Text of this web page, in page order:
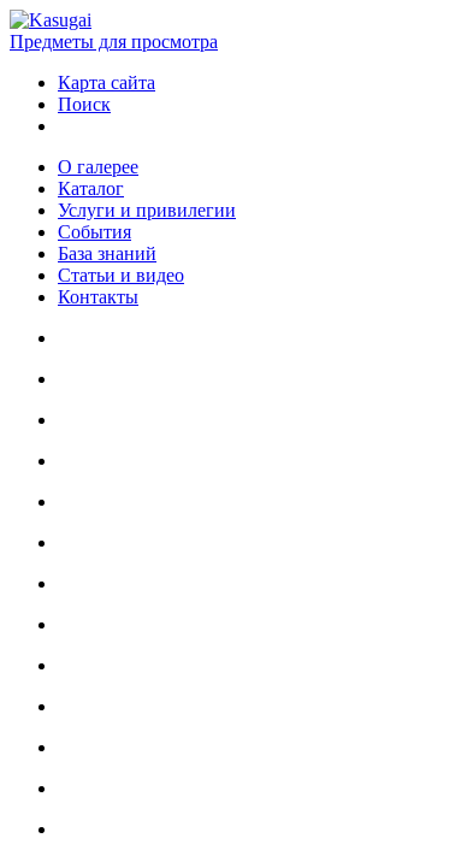
Предметы для просмотра
Карта сайта
Поиск
О галерее
Каталог
Услуги и привилегии
События
База знаний
Статьи и видео
Контакты